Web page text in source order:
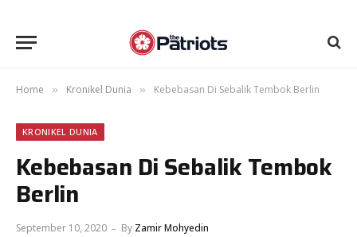
Home » Kronikel Dunia » Kebebasan Di Sebalik Tembok Berlin
KRONIKEL DUNIA
Kebebasan Di Sebalik Tembok
Berlin
September 10, 2020 By Zamir Mohyedin